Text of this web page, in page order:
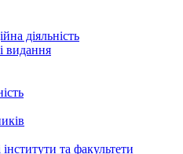
діяльність
видання
та факультети